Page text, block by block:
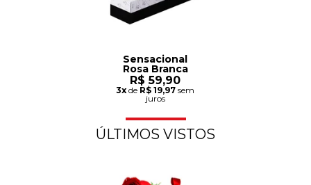
Sensacional
Rosa Branca
R$ 59,90
3xde R$ 19,97 sem
juros
ÚLTIMOS VISTOS